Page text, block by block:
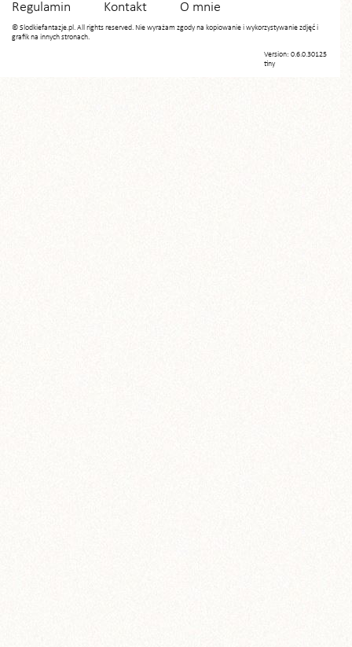
Regulamin
Kontakt O mnie
© Slodkiefantazje.pl. All rights reserved. Nie wyrażam zgody na kopiowanie i wykorzystywanie zdjęć i
grafik na innych stronach.
Version: 0.6.0.30125
tiny